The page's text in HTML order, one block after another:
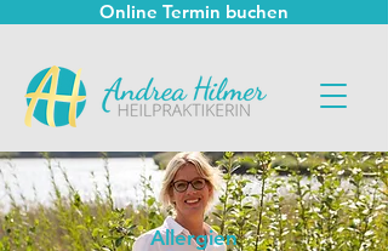
Online Termin buchen
Allergien